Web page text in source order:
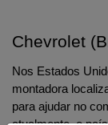
Chevrolet
Nos Estados
montadora
para ajudar no